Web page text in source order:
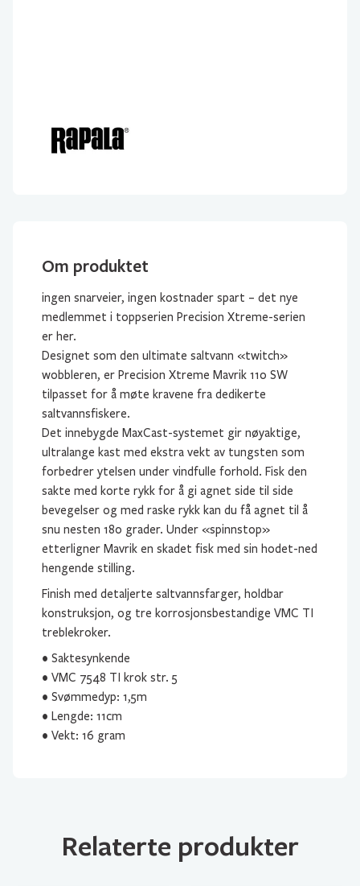
Om produktet
ingen snarveier, ingen kostnader spart – det nye
medlemmet i toppserien Precision Xtreme-serien
er her.
Designet som den ultimate saltvann «twitch»
wobbleren, er Precision Xtreme Mavrik 110 SW
tilpasset for å møte kravene fra dedikerte
saltvannsfiskere.
Det innebygde MaxCast-systemet gir nøyaktige,
ultralange kast med ekstra vekt av tungsten som
forbedrer ytelsen under vindfulle forhold. Fisk den
sakte med korte rykk for å gi agnet side til side
bevegelser og med raske rykk kan du få agnet til å
snu nesten 180 grader. Under «spinnstop»
etterligner Mavrik en skadet fisk med sin hodet-ned
hengende stilling.
Finish med detaljerte saltvannsfarger, holdbar
konstruksjon, og tre korrosjonsbestandige VMC TI
treblekroker.
• Saktesynkende
• VMC 7548 TI krok str. 5
• Svømmedyp: 1,5m
• Lengde: 11cm
• Vekt: 16 gram
Relaterte produkter